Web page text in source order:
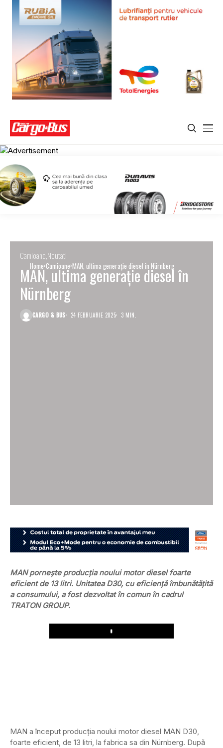
Home Camioane MAN, ultima generație diesel în Nürnberg
Camioane Noutati
MAN, ultima generație diesel în
Nürnberg
CARGO & BUS 24 FEBRUARIE 2025 3 MIN.
MAN pornește producția noului motor diesel foarte
eficient de 13 litri. Unitatea D30, cu eficiență îmbunătățită
a consumului, a fost dezvoltat în comun în cadrul
TRATON GROUP.
Play
MAN a început producția noului motor diesel MAN D30,
foarte eficient, de 13 litri, la fabrica sa din Nürnberg. După